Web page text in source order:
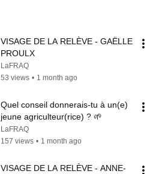
VISAGE DE LA RELÈVE - GAËLLE
PROULX
LaFRAQ
53 views • 1 month ago
Quel conseil donnerais-tu à un(e)
jeune agriculteur(rice) ? 🌱
LaFRAQ
157 views • 1 month ago
VISAGE DE LA RELÈVE - ANNE-